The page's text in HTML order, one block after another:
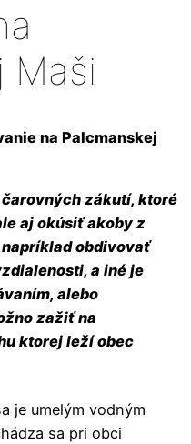
Maši
na Palcmanskej
zákutí, ktoré
aj okúsiť akoby z
napríklad obdivovať
a iné je
alebo
zažiť na
ktorej leží obec
je umelým vodným
sa pri obci